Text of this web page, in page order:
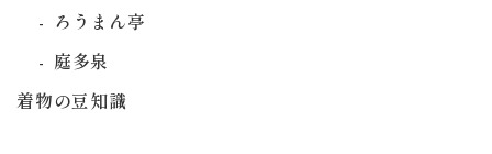
ろうまん亭
庭多泉
着物の豆知識